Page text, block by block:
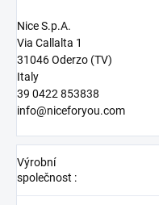
Nice S.p.A.
Via Callalta 1
31046 Oderzo (TV)
Italy
39 0422 853838
info@niceforyou.com
Výrobní
společnost :